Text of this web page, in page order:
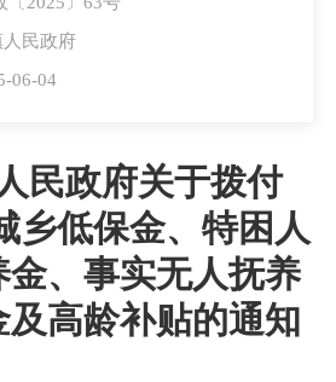
民政府
06-04
民政府关于拨付
乡低保金、特困人
金、事实无人抚养
及高龄补贴的通知